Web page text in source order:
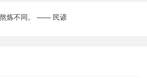
炼不同。 —— 民谚